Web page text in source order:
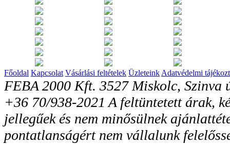
Főoldal Kapcsolat Vásárlási feltételek Üzleteink Adatvédelmi
FEBA 2000 Kft. 3527 Miskolc, Szinva
+36 70/938-2021 A feltüntetett árak,
jellegűek és nem minősülnek
pontatlanságért nem vállalunk